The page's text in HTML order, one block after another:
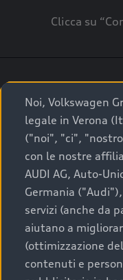
Clicca su
A breve verrai
Audi Center o
che ti supporterà
La qualità
un’auto
Noi, Volkswagen
legale in Verona
("noi", "ci",
con le nostre
AUDI AG, Auto-
Germania
servizi (anche da
aiutano a
(ottimizzazione
contenuti e